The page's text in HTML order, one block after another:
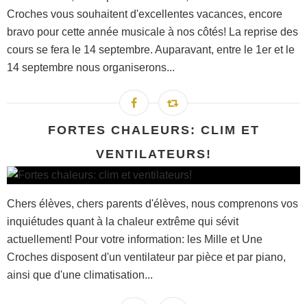
Croches vous souhaitent d'excellentes vacances, encore
bravo pour cette année musicale à nos côtés! La reprise des
cours se fera le 14 septembre. Auparavant, entre le 1er et le
14 septembre nous organiserons...
FORTES CHALEURS: CLIM ET
VENTILATEURS!
Chers élèves, chers parents d'élèves, nous comprenons vos
inquiétudes quant à la chaleur extrême qui sévit
actuellement! Pour votre information: les Mille et Une
Croches disposent d'un ventilateur par pièce et par piano,
ainsi que d'une climatisation...